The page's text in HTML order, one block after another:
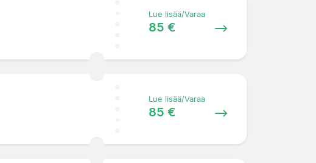
Lue lisää/Varaa
85 €
Lue lisää/Varaa
85 €